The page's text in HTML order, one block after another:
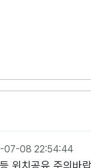
07-08 22:54:44
위치공유 주의바